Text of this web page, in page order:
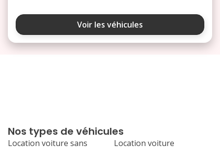
août 2026
ma me
24 25 26
Voir les véhicules
Nos types de véhicules
Location voiture sans
Location voiture